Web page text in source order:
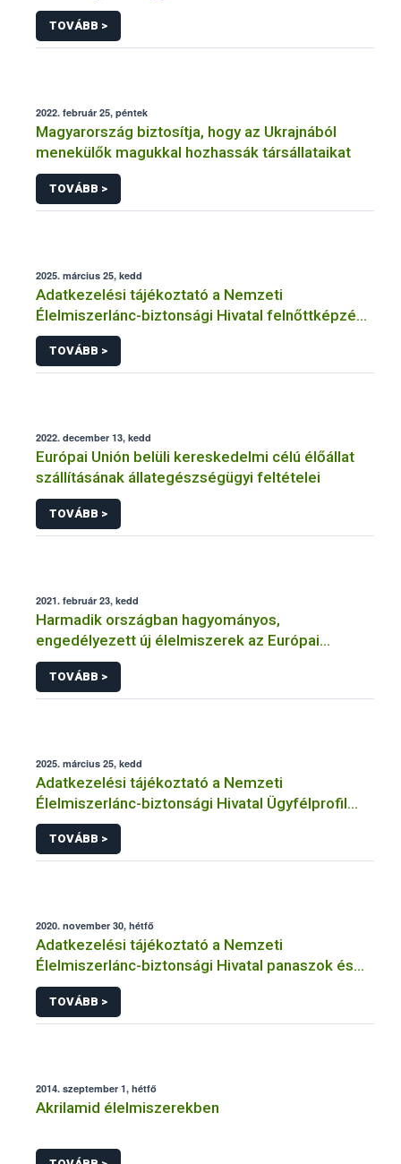
lépfene
TOVÁBB >
2022. február 25, péntek
Magyarország biztosítja, hogy az Ukrajnából
menekülők magukkal hozhassák társállataikat
TOVÁBB >
2025. március 25, kedd
Adatkezelési tájékoztató a Nemzeti
Élelmiszerlánc-biztonsági Hivatal felnőttképzési
tevékenységéhez kapcsolódó adatkezeléséhez
TOVÁBB >
2022. december 13, kedd
Európai Unión belüli kereskedelmi célú élőállat
szállításának állategészségügyi feltételei
TOVÁBB >
2021. február 23, kedd
Harmadik országban hagyományos,
engedélyezett új élelmiszerek az Európai
Unióban
TOVÁBB >
2025. március 25, kedd
Adatkezelési tájékoztató a Nemzeti
Élelmiszerlánc-biztonsági Hivatal Ügyfélprofil
Rendszerben kistermelői tevékenység
témakörben intézhető közhatalmi eljárásaihoz
kapcsolódó adatkezeléséhez
TOVÁBB >
2020. november 30, hétfő
Adatkezelési tájékoztató a Nemzeti
Élelmiszerlánc-biztonsági Hivatal panaszok és
közérdekű bejelentések kezeléséhez
kapcsolódó adatkezeléséhez
TOVÁBB >
2014. szeptember 1, hétfő
Akrilamid élelmiszerekben